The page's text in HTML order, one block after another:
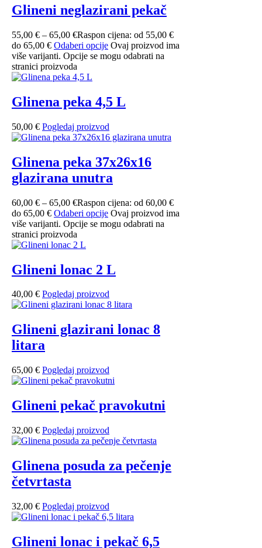
Glineni neglazirani pekač
55,00 € – 65,00 €Raspon cijena: od 55,00 €
do 65,00 € Odaberi opcije Ovaj proizvod ima
više varijanti. Opcije se mogu odabrati na
stranici proizvoda
Glinena peka 4,5 L
50,00 € Pogledaj proizvod
Glinena peka 37x26x16
glazirana unutra
60,00 € – 65,00 €Raspon cijena: od 60,00 €
do 65,00 € Odaberi opcije Ovaj proizvod ima
više varijanti. Opcije se mogu odabrati na
stranici proizvoda
Glineni lonac 2 L
40,00 € Pogledaj proizvod
Glineni glazirani lonac 8
litara
65,00 € Pogledaj proizvod
Glineni pekač pravokutni
32,00 € Pogledaj proizvod
Glinena posuda za pečenje
četvrtasta
32,00 € Pogledaj proizvod
Glineni lonac i pekač 6,5